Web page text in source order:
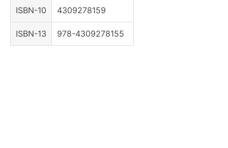
ISBN-10 4309278159
ISBN-13 978-4309278155